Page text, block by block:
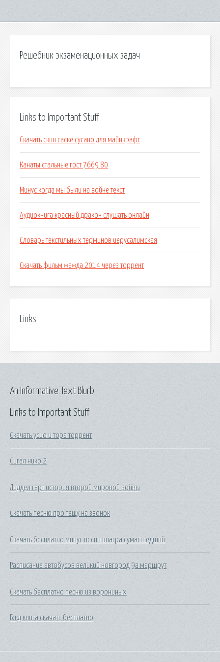
Решебник экзаменационных задач
Links to Important Stuff
Скачать скин саске сусано для майнкрафт
Канаты стальные гост 7669 80
Минус когда мы были на войне текст
Аудиокнига красный дракон слушать онлайн
Словарь текстильных терминов иерусалимская
Скачать фильм жажда 2014 через торрент
Links
Links to Important Stuff
Скачать усио и тора торрент
Сигал нико 2
Лиддел гарт история второй мировой войны
Скачать песню про тещу на звонок
Скачать бесплатно минус песни виагра сумасшедший
Расписание автобусов великий новгород 9а маршрут
Скачать бесплатно песню из ворониных
Бжд книга скачать бесплатно
An Informative Text Blurb